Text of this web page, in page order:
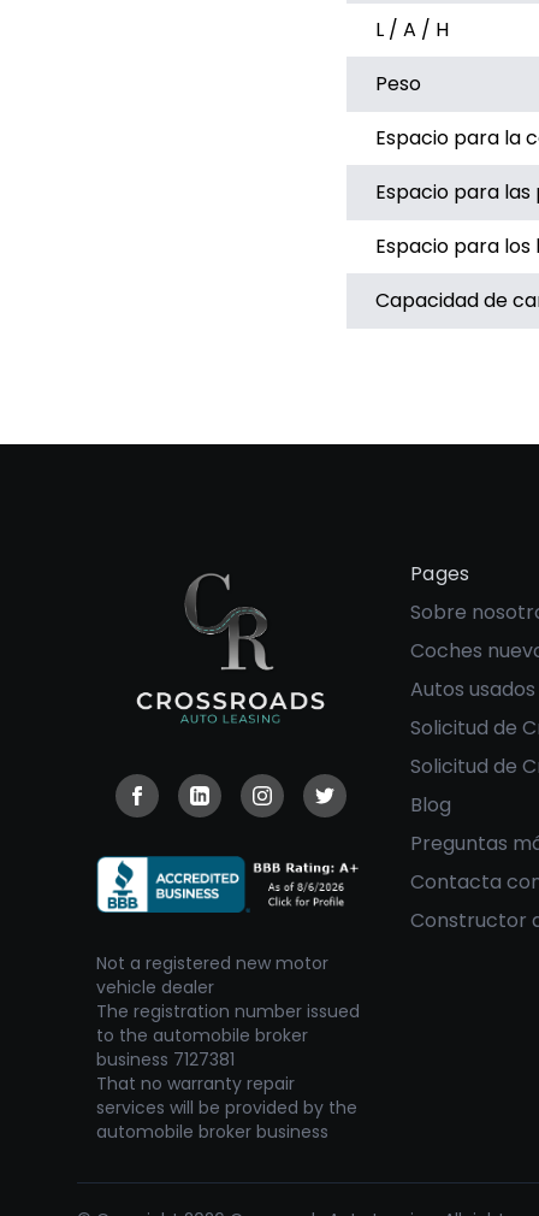
L / A / H
Peso
Espacio para la
Espacio para las
Espacio para
Capacidad de
Visit our Facebook page
Visit our Linkedin page
Visit our Instagram page
Visit our Twitter page
Not a registered new motor
vehicle dealer
The registration number issued
to the automobile broker
business 7127381
That no warranty repair
services will be provided by the
automobile broker business
Pages
Sobre
Coches
Autos usados
Solicitud de
Solicitud de
Blog
Preguntas
Contacta
Constructor